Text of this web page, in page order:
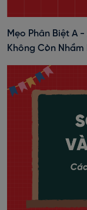
Mẹo Phân Biệt A
Không Còn Nhầm